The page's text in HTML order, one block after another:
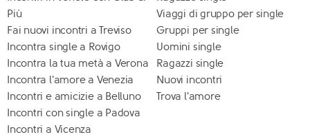
Più
Fai nuovi incontri a Treviso
Incontra single a Rovigo
Incontra la tua metà a Verona
Incontra l'amore a Venezia
Incontri e amicizie a Belluno
Incontri con single a Padova
Incontri a Vicenza
Viaggi di gruppo per single
Gruppi per single
Uomini single
Ragazzi single
Nuovi incontri
Trova l'amore